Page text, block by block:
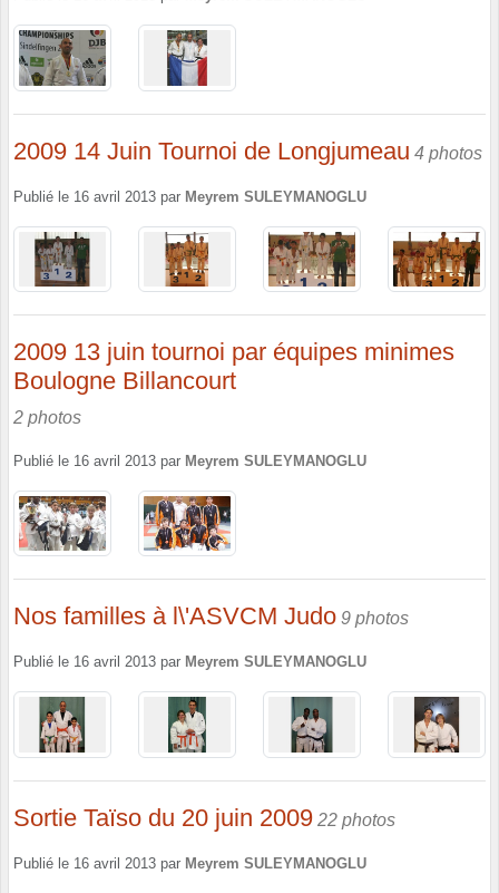
2009 14 Juin Tournoi de Longjumeau 4 photos
Publié le 16 avril 2013 par Meyrem SULEYMANOGLU
2009 13 juin tournoi par équipes minimes
Boulogne Billancourt
2 photos
Publié le 16 avril 2013 par Meyrem SULEYMANOGLU
Nos familles à l\'ASVCM Judo 9 photos
Publié le 16 avril 2013 par Meyrem SULEYMANOGLU
Sortie Taïso du 20 juin 2009 22 photos
Publié le 16 avril 2013 par Meyrem SULEYMANOGLU